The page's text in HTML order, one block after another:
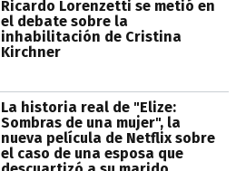
Ricardo Lorenzetti se metió en
el debate sobre la
inhabilitación de Cristina
Kirchner
La historia real de "Elize:
Sombras de una mujer", la
nueva película de Netflix sobre
el caso de una esposa que